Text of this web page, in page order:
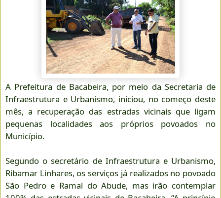
A Prefeitura de Bacabeira, por meio da Secretaria de
Infraestrutura e Urbanismo, iniciou, no começo deste
mês, a recuperação das estradas vicinais que ligam
pequenas localidades aos próprios povoados no
Município.
Segundo o secretário de Infraestrutura e Urbanismo,
Ribamar Linhares, os serviços já realizados no povoado
São Pedro e Ramal do Abude, mas irão contemplar